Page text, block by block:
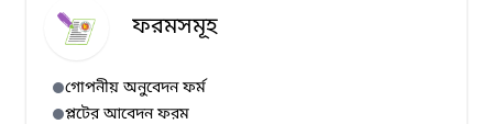
ফরমসমূহ
গোপনীয় অনুবেদন ফর্ম
প্লটের আবেদন ফরম